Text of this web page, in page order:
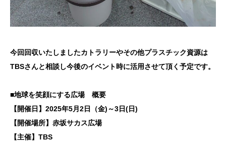
今回回収いたしましたカトラリーやその他プラスチック資源は
TBSさんと相談し今後のイベント時に活用させて頂く予定です。
■地球を笑顔にする広場 概要
【開催日】2025年5月2日（金)～3日(日)
【開催場所】赤坂サカス広場
【主催】TBS